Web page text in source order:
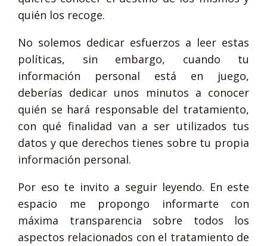
quién los recoge.
No solemos dedicar esfuerzos a leer estas
políticas, sin embargo, cuando tu
información personal está en juego,
deberías dedicar unos minutos a conocer
quién se hará responsable del tratamiento,
con qué finalidad van a ser utilizados tus
datos y que derechos tienes sobre tu propia
información personal.
Por eso te invito a seguir leyendo. En este
espacio me propongo informarte con
máxima transparencia sobre todos los
aspectos relacionados con el tratamiento de